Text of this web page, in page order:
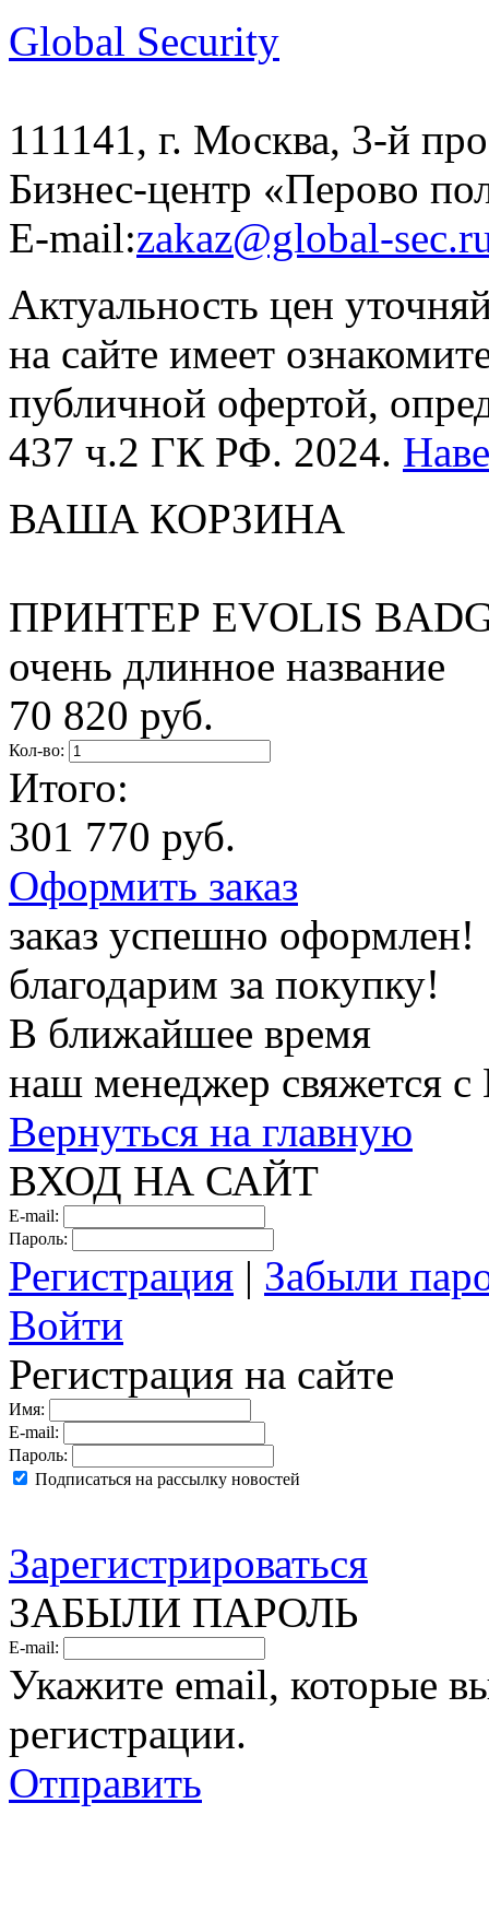
Global Security
111141, г. Москва, 3-й
Бизнес-центр «Перово
E-mail:zakaz@global-
Актуальность цен
на сайте имеет
публичной офертой,
437 ч.2 ГК РФ. 2024.
ВАША КОРЗИНА
ПРИНТЕР EVOLIS
очень длинное название
70 820 руб.
Кол-во:
Итого:
301 770 руб.
Оформить заказ
заказ успешно оформлен!
благодарим за покупку!
В ближайшее время
наш менеджер свяжется
Вернуться на главную
ВХОД НА САЙТ
E-mail:
Пароль:
Регистрация | Забыли
Войти
Регистрация на сайте
Имя:
E-mail:
Пароль:
Подписаться на рассылку новостей
Зарегистрироваться
ЗАБЫЛИ ПАРОЛЬ
E-mail:
Укажите email, которые
регистрации.
Отправить